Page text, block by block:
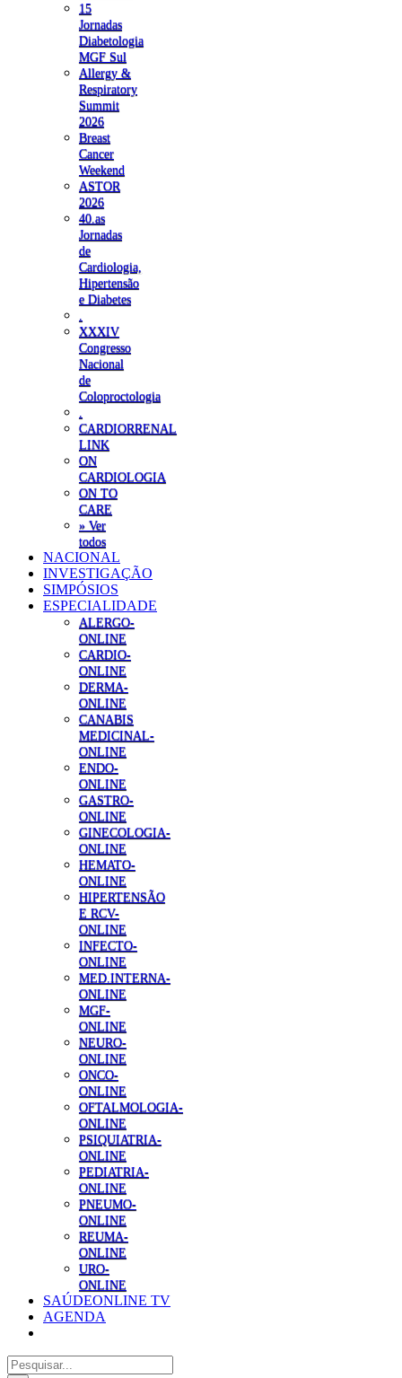
15
Jornadas
Diabetologia
MGF Sul
Allergy &
Respiratory
Summit
2026
Breast
Cancer
Weekend
ASTOR
2026
40.as
Jornadas
de
Cardiologia,
Hipertensão
e Diabetes
XXXIV
Congresso
Nacional
de
Coloproctologia
CARDIORRENAL
LINK
ON
CARDIOLOGIA
ON TO
CARE
» Ver
todos
NACIONAL
INVESTIGAÇÃO
SIMPÓSIOS
ESPECIALIDADE
ALERGO-
ONLINE
CARDIO-
ONLINE
DERMA-
ONLINE
CANABIS
MEDICINAL-
ONLINE
ENDO-
ONLINE
GASTRO-
ONLINE
GINECOLOGIA-
ONLINE
HEMATO-
ONLINE
HIPERTENSÃO
E RCV-
ONLINE
INFECTO-
ONLINE
MED.INTERNA-
ONLINE
MGF-
ONLINE
NEURO-
ONLINE
ONCO-
ONLINE
OFTALMOLOGIA-
ONLINE
PSIQUIATRIA-
ONLINE
PEDIATRIA-
ONLINE
PNEUMO-
ONLINE
REUMA-
ONLINE
URO-
ONLINE
SAÚDEONLINE TV
AGENDA
Pesquisar